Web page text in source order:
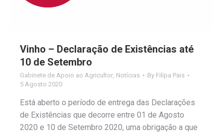
Vinho – Declaração de Existências até
10 de Setembro
Gabinete de Apoio ao Agricultor, Notícias By Filipa Pais
5 Agosto 2020
Está aberto o período de entrega das Declarações
de Existências que decorre entre 01 de Agosto
2020 e 10 de Setembro 2020, uma obrigação a que